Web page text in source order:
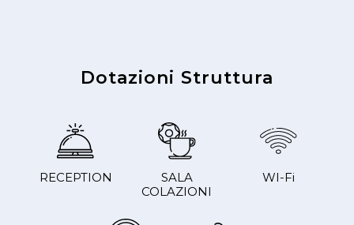
Dotazioni Struttura
RECEPTION
SALA
COLAZIONI
WI-Fi